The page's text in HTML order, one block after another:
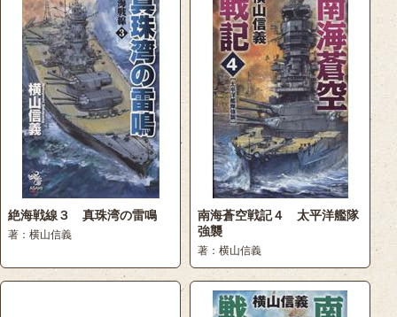
絶海戦線３ 真珠湾の雷鳴
著：横山信義
南海蒼空戦記４ 太平洋艦隊
強襲
著：横山信義